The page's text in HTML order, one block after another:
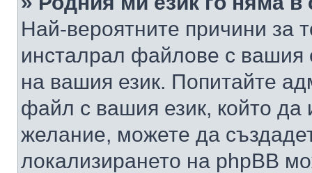
Най-вероятните причини за
инсталрал файлове с вашия
на вашия език. Попитайте
файл с вашия език, който да
желание, можете да
локализирането на phpBB